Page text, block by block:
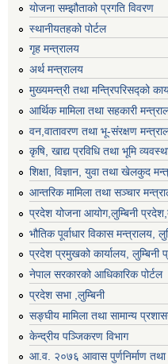
योजना सम्झौताको प्रगति विवरण
स्थानीयतहको पोर्टल
गृह मन्त्रालय
अर्थ मन्त्रालय
मुख्यमन्त्री तथा मन्त्रिपरिसद्को
आर्थिक मामिला तथा सहकारी
वन,वातावरण तथा भू-संरक्षण
कृषि, खाद्य प्रविधि तथा भूमि
शिक्षा, विज्ञान, युवा तथा खेलकुद
आन्तरिक मामिला तथा सञ्चार
प्रदेश योजना आयोग,लुम्बिनी
भौतिक पूर्वाधार विकास मन्त्रालय,
प्रदेश प्रमुखको कार्यालय, लुम्बिनी
नेपाल सरकारको आधिकारिक पोर्टल
प्रदेश सभा ,लुम्बिनी
सङ्घीय मामिला तथा सामान्य
केन्द्रीय पञ्जिकरण विभाग
आ.व. २०७६ आवास पुर्णनिर्माण